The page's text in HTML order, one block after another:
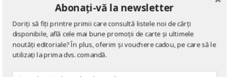
Abonați-vă la newsletter
Doriți să fiți printre primii care consultă listele noi de cărți
disponibile, află cele mai bune promoții de carte și ultimele
noutăți editoriale? În plus, oferim și vouchere cadou, pe care să le
utilizați la prima dvs. comandă.